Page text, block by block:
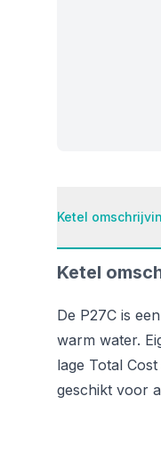
Ketel
Ketel
De P27C is
warm water.
lage Total
geschikt voor